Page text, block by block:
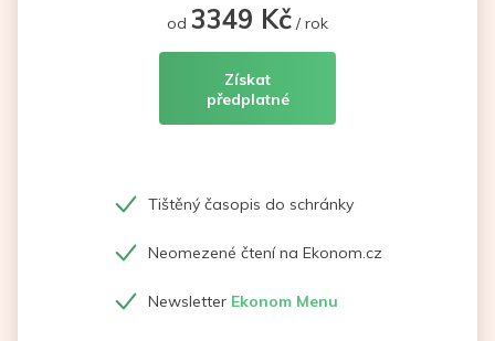
od 3349 Kč / rok
Získat
předplatné
Tištěný časopis do schránky
Neomezené čtení na Ekonom.cz
Newsletter Ekonom Menu